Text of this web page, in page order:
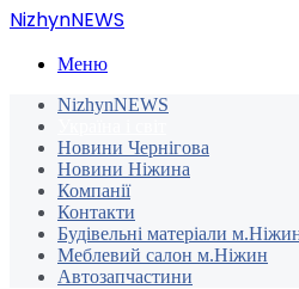
NizhynNEWS
Меню
NizhynNEWS
Новини Чернігова
Новини Ніжина
Компанії
Контакти
Будівельні матеріали
Меблевий салон м.Ніжин
Автозапчастини